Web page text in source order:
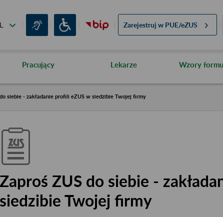
Zarejestruj w PUE/eZUS
Pracujący Lekarze Wzory
siebie - zakładanie profili eZUS w siedzibie Twojej firmy
Zaproś ZUS do siebie -
siedzibie Twojej firmy